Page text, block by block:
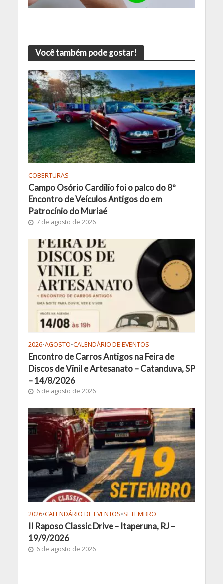
Você também pode gostar!
COBERTURAS
Campo Osório Cardilio foi o palco do 8º
Encontro de Veículos Antigos do em
Patrocínio do Muriaé
7 de agosto de 2026
2026•AGOSTO•CALENDÁRIO DE EVENTOS
Encontro de Carros Antigos na Feira de
Discos de Vinil e Artesanato – Catanduva, SP
– 14/8/2026
6 de agosto de 2026
2026•CALENDÁRIO DE EVENTOS•SETEMBRO
II Raposo Classic Drive – Itaperuna, RJ –
19/9/2026
6 de agosto de 2026